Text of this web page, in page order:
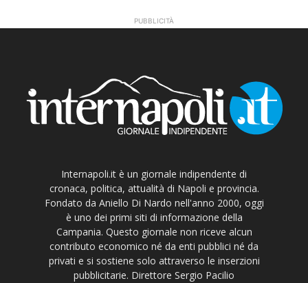
PUBBLICITÀ
Internapoli.it è un giornale indipendente di
cronaca, politica, attualità di Napoli e provincia.
Fondato da Aniello Di Nardo nell'anno 2000, oggi
è uno dei primi siti di informazione della
Campania. Questo giornale non riceve alcun
contributo economico né da enti pubblici né da
privati e si sostiene solo attraverso le inserzioni
pubblicitarie. Direttore Sergio Pacilio